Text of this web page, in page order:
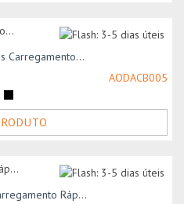
Carregamento...
AODACB005
Ráp...